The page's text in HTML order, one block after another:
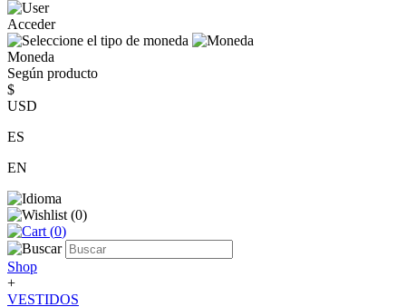
Acceder
Moneda
Según producto
$
USD
ES
EN
(0)
(0)
Shop
+
VESTIDOS